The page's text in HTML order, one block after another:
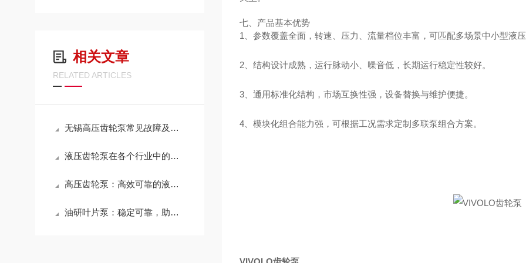
相关文章
RELATED ARTICLES
无锡高压齿轮泵常见故障及维修方法：快速解决漏油、压力不足等问题
液压齿轮泵在各个行业中的应用以及未来发展趋势
高压齿轮泵：高效可靠的液压系统核心部件
油研叶片泵：稳定可靠，助力流体传输系统高效运行
七、产品基本优势
1、参数覆盖全面，转速、压力、流量档位丰富，可匹配多场景中小型液压
2、结构设计成熟，运行脉动小、噪音低，长期运行稳定性较好。
3、通用标准化结构，市场互换性强，设备替换与维护便捷。
4、模块化组合能力强，可根据工况需求定制多联泵组合方案。